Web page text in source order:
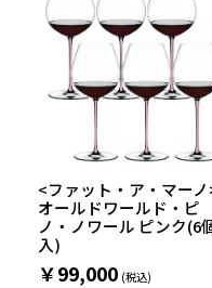
<ファット・ア・マーノ
オールドワールド・ピ
ノ・ノワール ピンク(6
入)
￥99,000